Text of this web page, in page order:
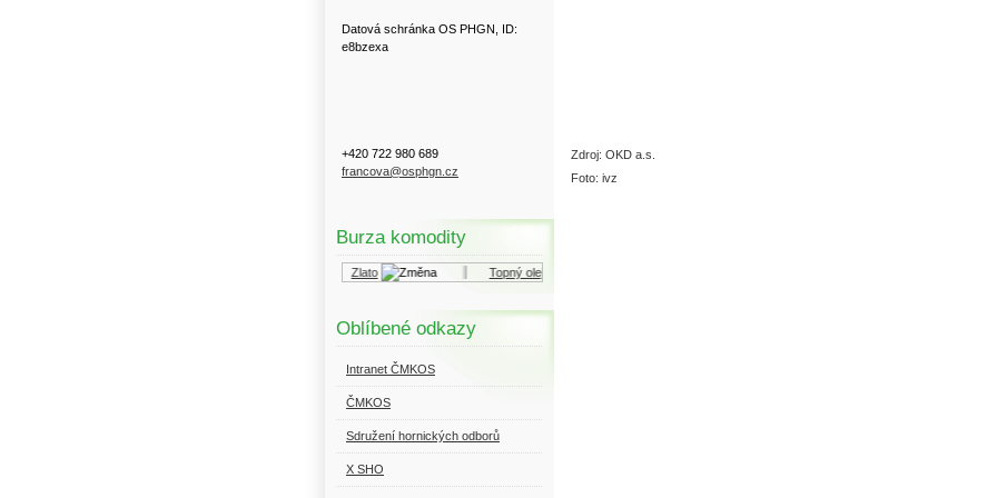
Zdroj: OKD a.s.
Foto: ivz
Datová schránka OS PHGN, ID:
e8bzexa
+420 722 980 689
francova@osphgn.cz
Burza komodity
Zlato Topný olej
Oblíbené odkazy
Intranet ČMKOS
ČMKOS
Sdružení hornických odborů
X SHO